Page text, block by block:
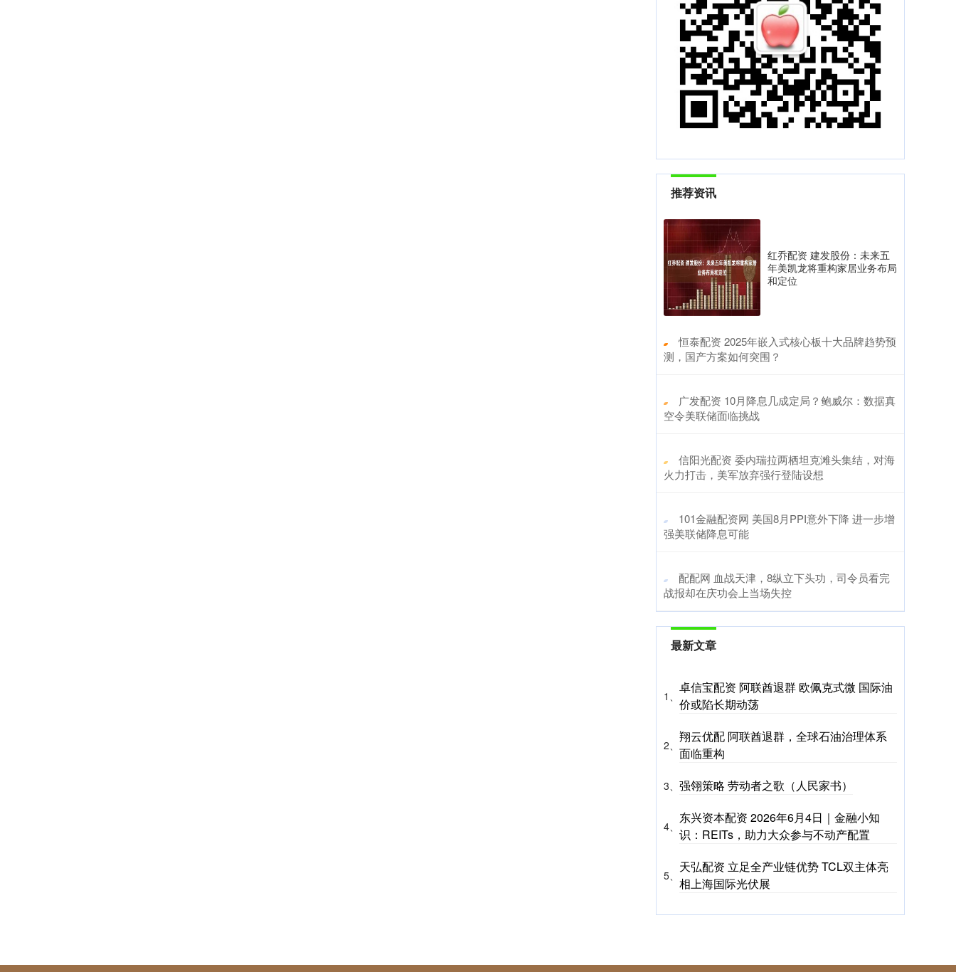
推荐资讯
红乔配资 建发股份：未来五
年美凯龙将重构家居业务布局
和定位
​恒泰配资 2025年嵌入式核心板十大品牌趋势预
测，国产方案如何突围？
​广发配资 10月降息几成定局？鲍威尔：数据真
空令美联储面临挑战
​信阳光配资 委内瑞拉两栖坦克滩头集结，对海
火力打击，美军放弃强行登陆设想
​101金融配资网 美国8月PPI意外下降 进一步增
强美联储降息可能
​配配网 血战天津，8纵立下头功，司令员看完
战报却在庆功会上当场失控
最新文章
1、
卓信宝配资 阿联酋退群 欧佩克式微 国际油
价或陷长期动荡
2、
翔云优配 阿联酋退群，全球石油治理体系
面临重构
3、 强翎策略 劳动者之歌（人民家书）
4、
东兴资本配资 2026年6月4日｜金融小知
识：REITs，助力大众参与不动产配置
5、
天弘配资 立足全产业链优势 TCL双主体亮
相上海国际光伏展